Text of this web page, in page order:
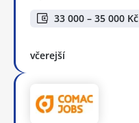
33 000 – 35 000 Kč
včerejší